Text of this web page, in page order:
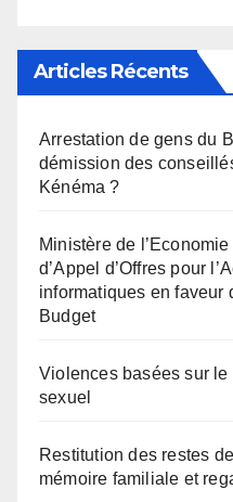
Articles Récents
Arrestation de gens du
démission des
Kénéma ?
Ministère de
d’Appel d’Offres pour
informatiques en faveur
Budget
Violences basées sur
sexuel
Restitution des restes
mémoire familiale et